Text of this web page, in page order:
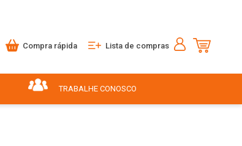
Compra rápida Lista de compras
TRABALHE CONOSCO